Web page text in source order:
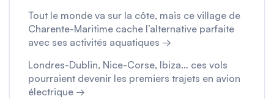
Tout le monde va sur la côte, mais ce village de
Charente-Maritime cache l’alternative parfaite
avec ses activités aquatiques →
Londres-Dublin, Nice-Corse, Ibiza… ces vols
pourraient devenir les premiers trajets en avion
électrique →